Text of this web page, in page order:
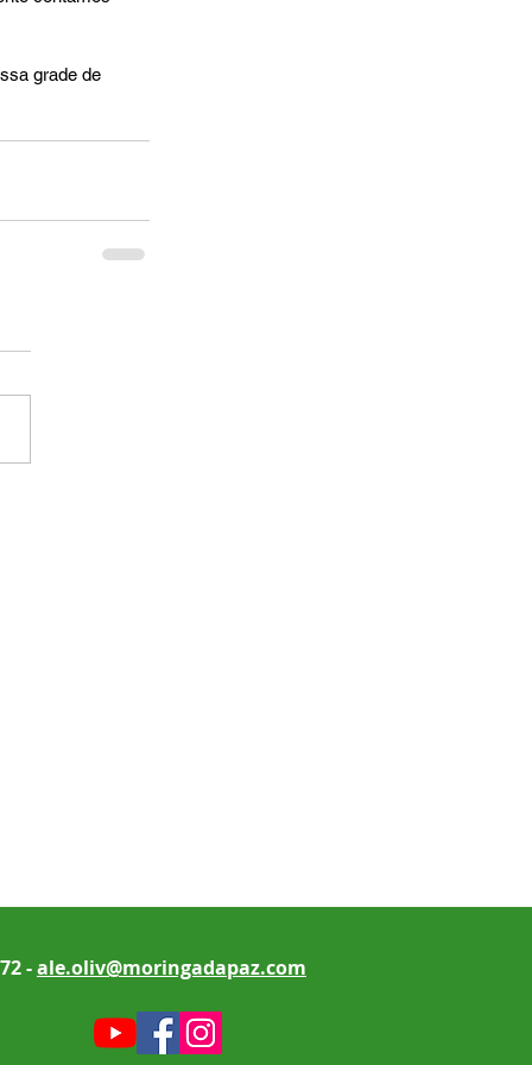
grade de
-ale.oliv@moringadapaz.com